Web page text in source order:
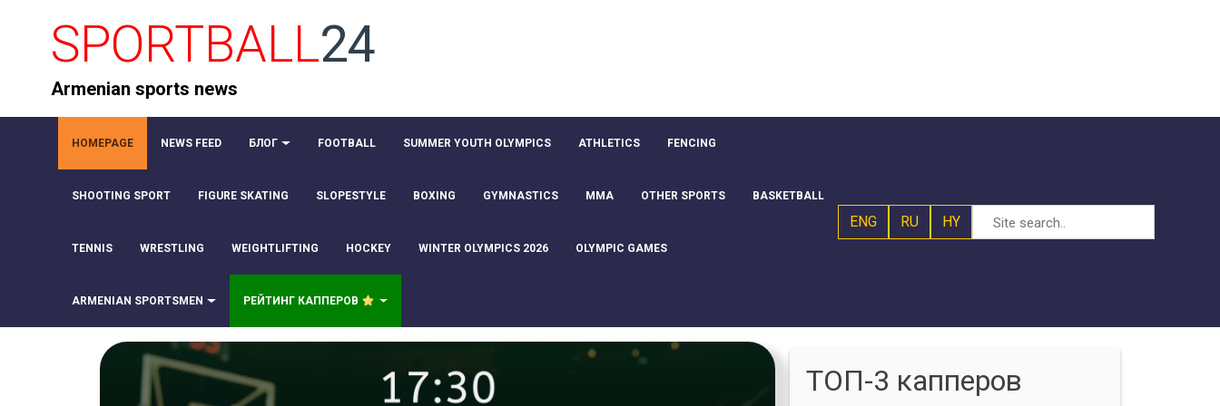
SPORTBALL24
Armenian sports news
HOMEPAGE NEWS FEED БЛОГ FOOTBALL SUMMER YOUTH OLYMPICS ATHLETICS FENCING
SHOOTING SPORT FIGURE SKATING SLOPESTYLE BOXING GYMNASTICS MMA OTHER SPORTS BASKETBALL
TENNIS WRESTLING WEIGHTLIFTING HOCKEY WINTER OLYMPICS 2026 OLYMPIC GAMES
ARMENIAN SPORTSMEN РЕЙТИНГ КАППЕРОВ
ENG RU HY
ТОП-3 капперов